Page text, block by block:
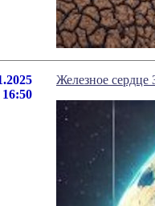
16:50
Железное сердце